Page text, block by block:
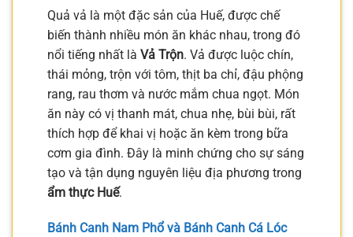
Quả vả là một đặc sản của Huế, được chế
biến thành nhiều món ăn khác nhau, trong đó
nổi tiếng nhất là Vả Trộn. Vả được luộc chín,
thái mỏng, trộn với tôm, thịt ba chỉ, đậu phộng
rang, rau thơm và nước mắm chua ngọt. Món
ăn này có vị thanh mát, chua nhẹ, bùi bùi, rất
thích hợp để khai vị hoặc ăn kèm trong bữa
cơm gia đình. Đây là minh chứng cho sự sáng
tạo và tận dụng nguyên liệu địa phương trong
ẩm thực Huế.
Bánh Canh Nam Phổ và Bánh Canh Cá Lóc